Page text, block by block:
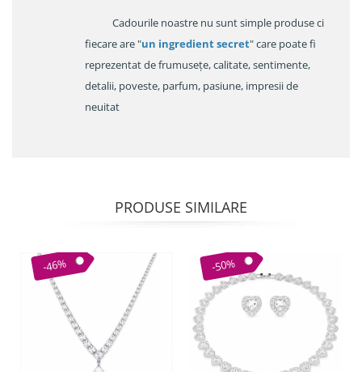
Cadourile noastre nu sunt simple produse ci
fiecare are "un ingredient secret" care poate fi
reprezentat de frumusețe, calitate, sentimente,
detalii, poveste, parfum, pasiune, impresii de
neuitat
PRODUSE SIMILARE
-46% -50%